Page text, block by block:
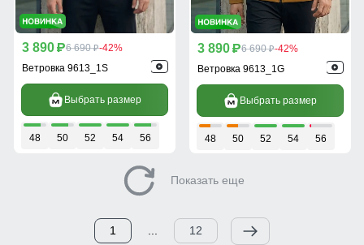
3 890 p6 690 p-42%
Ветровка 9613_1S
Выбрать размер
48 50 52 54 56
3 890 p6 690 p-42%
Ветровка 9613_1G
Выбрать размер
48 50 52 54 56
Показать еще
1 12